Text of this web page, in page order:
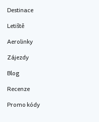
Destinace
Letiště
Aerolinky
Zájezdy
Blog
Recenze
Promo kódy